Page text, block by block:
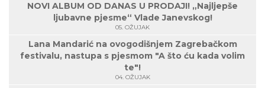
NOVI ALBUM OD DANAS U PRODAJI! „Najljepše
ljubavne pjesme“ Vlade Janevskog!
05. OŽUJAK
Lana Mandarić na ovogodišnjem Zagrebačkom
festivalu, nastupa s pjesmom "A što ću kada volim
te"!
04. OŽUJAK